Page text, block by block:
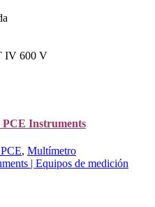
IV 600 V
PCE Instruments
, Multímetro
| Equipos de medición